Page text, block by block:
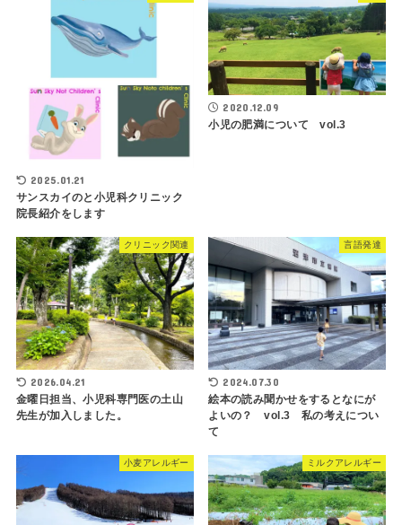
2025.01.21
サンスカイのと小児科クリニック
院長紹介をします
2020.12.09
小児の肥満について vol.3
クリニック関連
2026.04.21
金曜日担当、小児科専門医の土山
先生が加入しました。
言語発達
2024.07.30
絵本の読み聞かせをするとなにが
よいの？ vol.3 私の考えについ
て
小麦アレルギー ミルクアレルギー